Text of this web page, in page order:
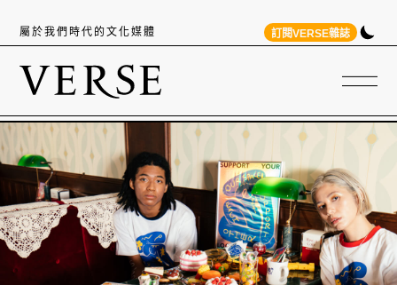
屬於我們時代的文化媒體 訂閱VERSE雜誌